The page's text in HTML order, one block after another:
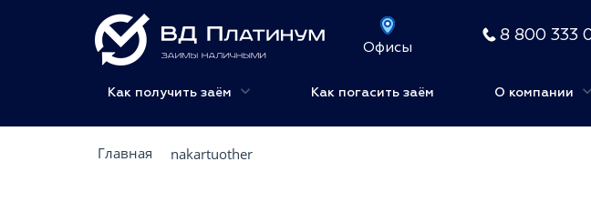
Офисы
8 800 333
Как получить заём Как погасить заём О компании
Главная nakartuother